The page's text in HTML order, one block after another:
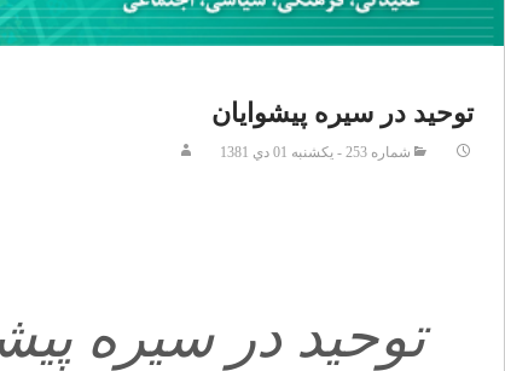
توحيد در سيره پيشوايان
شماره 253 - يکشنبه 01 دي 1381
توحيد در سيره